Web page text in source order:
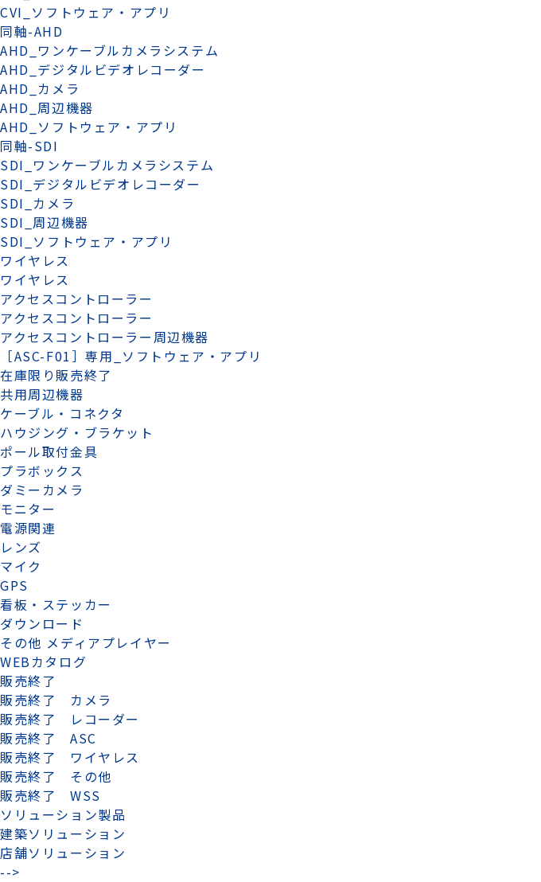
CVI_ソフトウェア・アプリ
同軸-AHD
AHD_ワンケーブルカメラシステム
AHD_デジタルビデオレコーダー
AHD_カメラ
AHD_周辺機器
AHD_ソフトウェア・アプリ
同軸-SDI
SDI_ワンケーブルカメラシステム
SDI_デジタルビデオレコーダー
SDI_カメラ
SDI_周辺機器
SDI_ソフトウェア・アプリ
ワイヤレス
ワイヤレス
アクセスコントローラー
アクセスコントローラー
アクセスコントローラー周辺機器
［ASC-F01］専用_ソフトウェア・アプリ
在庫限り販売終了
共用周辺機器
ケーブル・コネクタ
ハウジング・ブラケット
ポール取付金具
プラボックス
ダミーカメラ
モニター
電源関連
レンズ
マイク
GPS
看板・ステッカー
ダウンロード
その他 メディアプレイヤー
WEBカタログ
販売終了
販売終了 カメラ
販売終了 レコーダー
販売終了 ASC
販売終了 ワイヤレス
販売終了 その他
販売終了 WSS
ソリューション製品
建築ソリューション
店舗ソリューション
-->